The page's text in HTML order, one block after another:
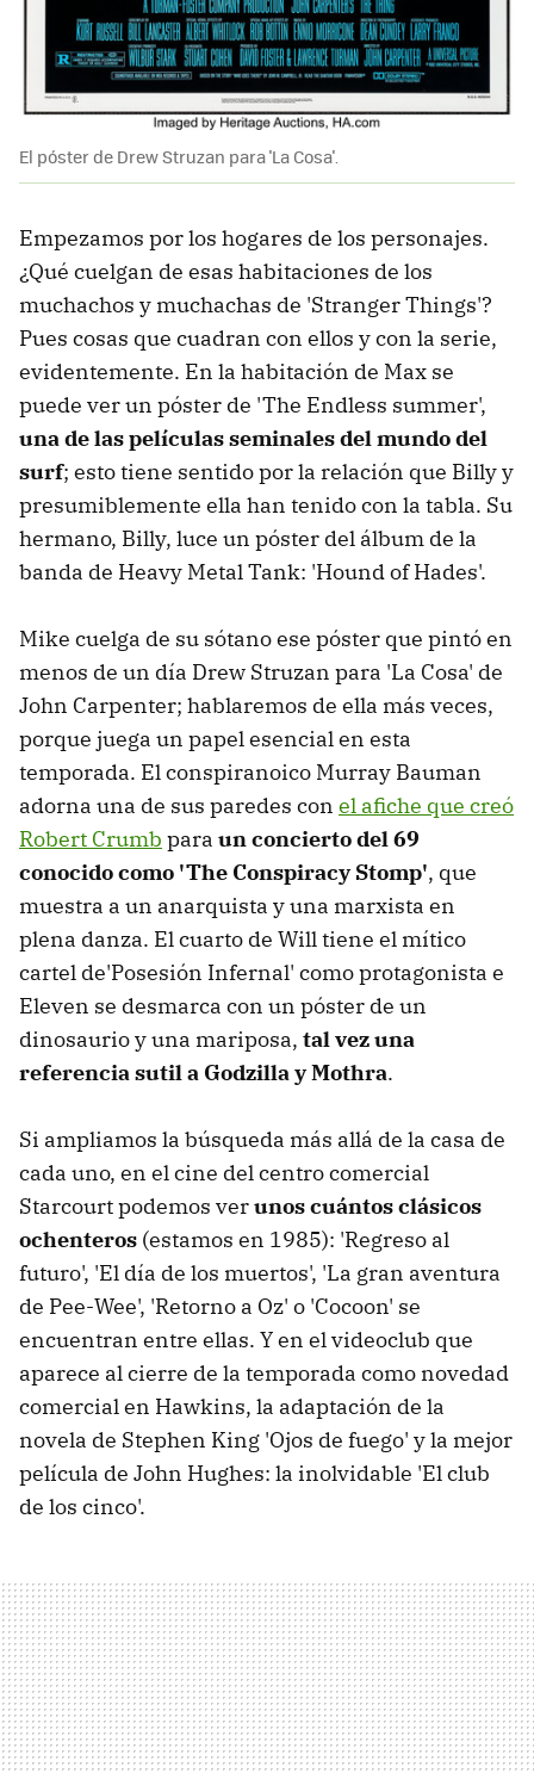
El póster de Drew Struzan para 'La Cosa'.
Empezamos por los hogares de los personajes.
¿Qué cuelgan de esas habitaciones de los
muchachos y muchachas de 'Stranger Things'?
Pues cosas que cuadran con ellos y con la serie,
evidentemente. En la habitación de Max se
puede ver un póster de 'The Endless summer',
una de las películas seminales del mundo del
surf; esto tiene sentido por la relación que Billy y
presumiblemente ella han tenido con la tabla. Su
hermano, Billy, luce un póster del álbum de la
banda de Heavy Metal Tank: 'Hound of Hades'.
Mike cuelga de su sótano ese póster que pintó en
menos de un día Drew Struzan para 'La Cosa' de
John Carpenter; hablaremos de ella más veces,
porque juega un papel esencial en esta
temporada. El conspiranoico Murray Bauman
adorna una de sus paredes con el afiche que creó
Robert Crumb para un concierto del 69
conocido como 'The Conspiracy Stomp', que
muestra a un anarquista y una marxista en
plena danza. El cuarto de Will tiene el mítico
cartel de'Posesión Infernal' como protagonista e
Eleven se desmarca con un póster de un
dinosaurio y una mariposa, tal vez una
referencia sutil a Godzilla y Mothra.
Si ampliamos la búsqueda más allá de la casa de
cada uno, en el cine del centro comercial
Starcourt podemos verunos cuántos clásicos
ochenteros (estamos en 1985): 'Regreso al
futuro', 'El día de los muertos', 'La gran aventura
de Pee-Wee', 'Retorno a Oz' o 'Cocoon' se
encuentran entre ellas. Y en el videoclub que
aparece al cierre de la temporada como novedad
comercial en Hawkins, la adaptación de la
novela de Stephen King 'Ojos de fuego' y la mejor
película de John Hughes: la inolvidable 'El club
de los cinco'.